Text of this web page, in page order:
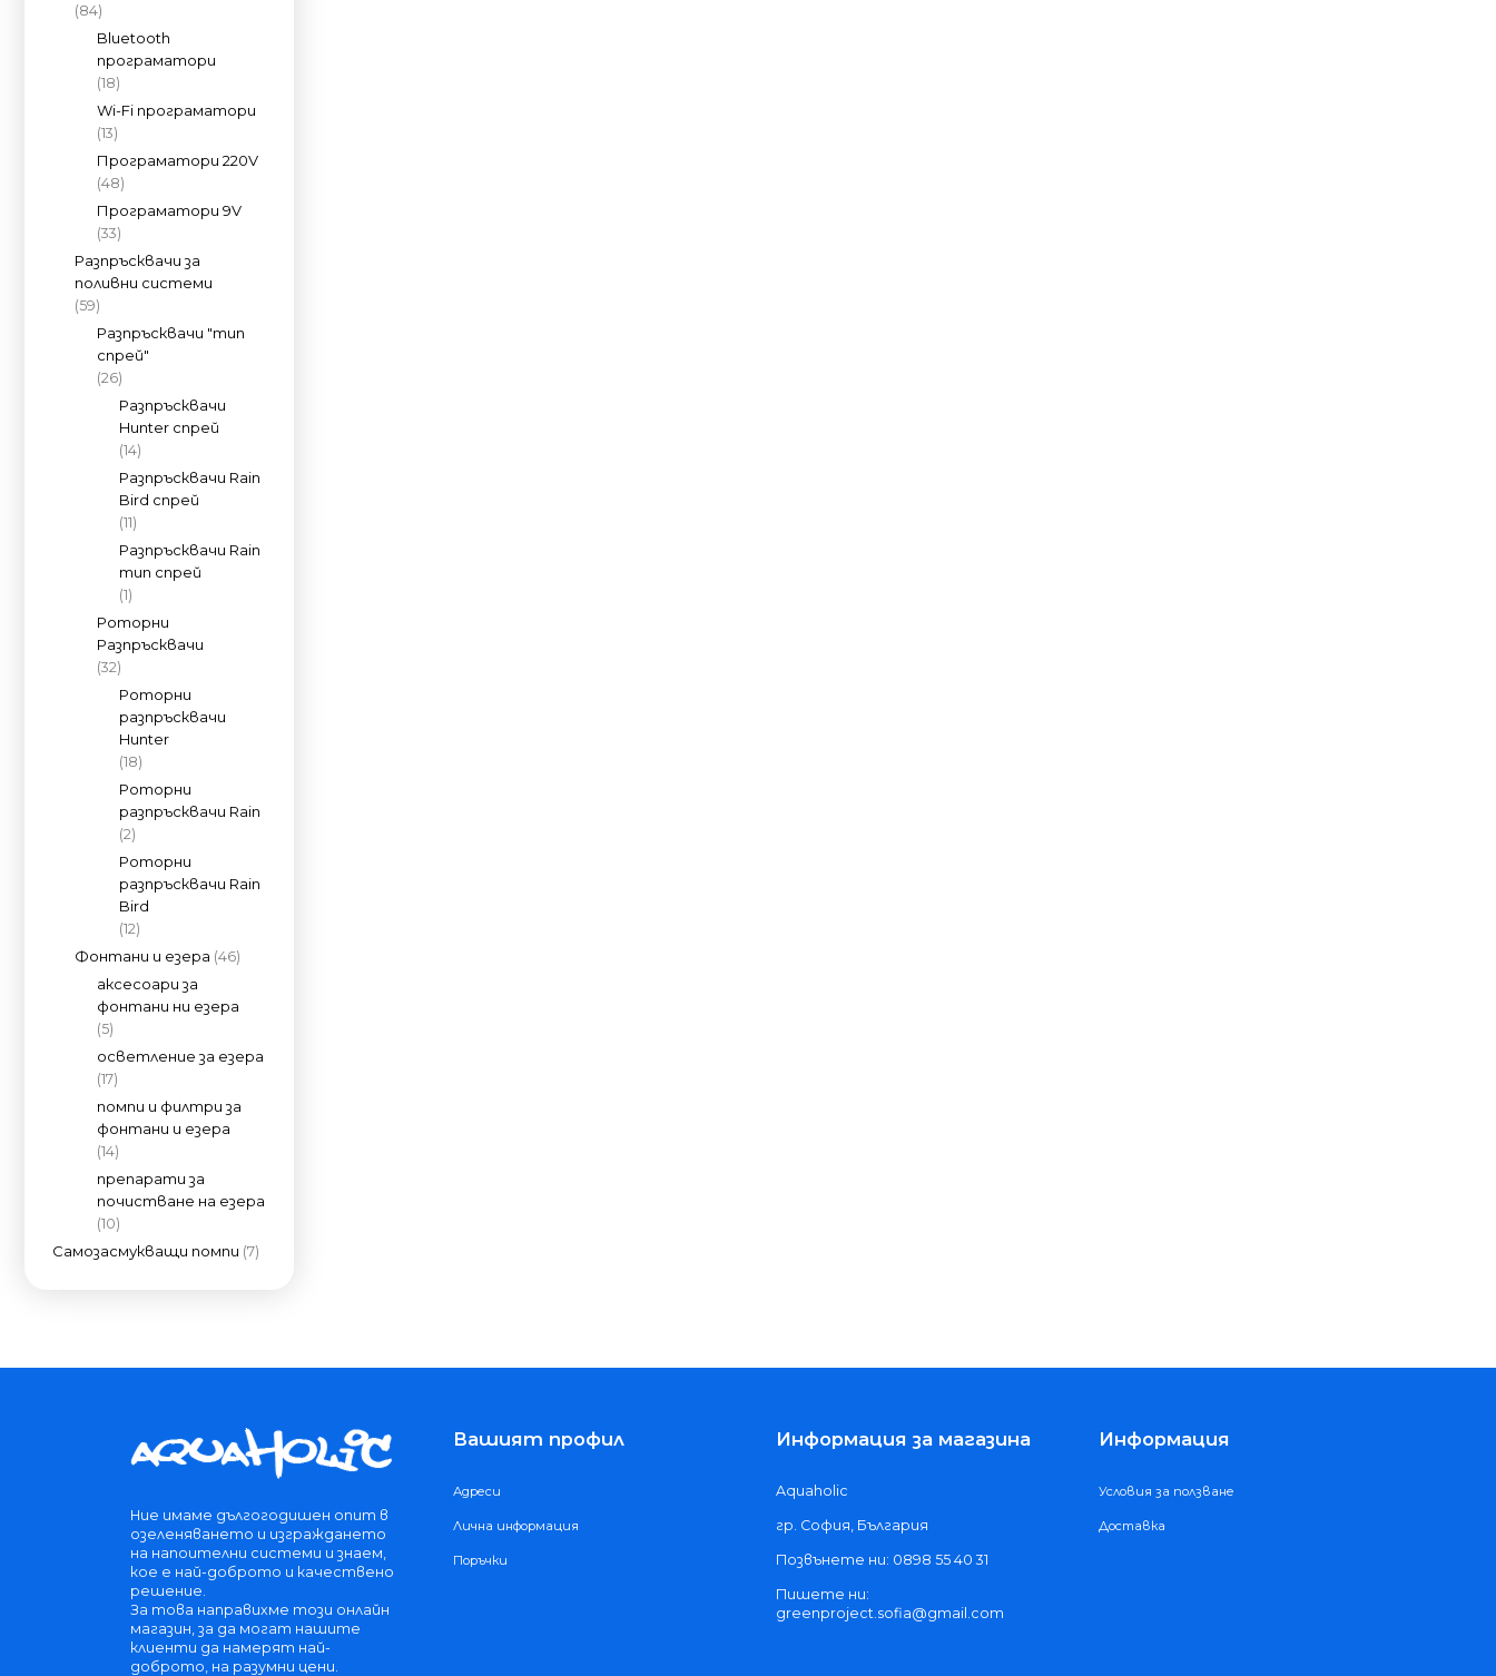
(84)
Bluetooth
програматори
(18)
Wi-Fi програматори
(13)
Програматори 220V
(48)
Програматори 9V
(33)
Разпръсквачи за
поливни системи
(59)
Разпръсквачи "тип
спрей"
(26)
Разпръсквачи
Hunter спрей
(14)
Разпръсквачи Rain
Bird спрей
(11)
Разпръсквачи Rain
тип спрей
(1)
Роторни
Разпръсквачи
(32)
Роторни
разпръсквачи
Hunter
(18)
Роторни
разпръсквачи Rain
(2)
Роторни
разпръсквачи Rain
Bird
(12)
Фонтани и езера (46)
аксесоари за
фонтани ни езера
(5)
осветление за езера
(17)
помпи и филтри за
фонтани и езера
(14)
препарати за
почистване на езера
(10)
Самозасмукващи помпи (7)
Ние имаме дългогодишен опит в
озеленяването и изграждането
на напоителни системи и знаем,
кое е най-доброто и качествено
решение.
За това направихме този онлайн
магазин, за да могат нашите
клиенти да намерят най-
доброто, на разумни цени.
Вашият профил
Адреси
Лична информация
Поръчки
Информация за магазина
Aquaholic
гр. София, България
Позвънете ни: 0898 55 40 31
Пишете ни:
greenproject.sofia@gmail.com
Информация
Условия за ползване
Доставка